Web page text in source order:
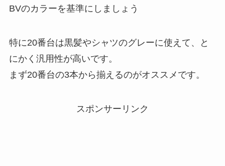
BVのカラーを基準にしましょう
特に20番台は黒髪やシャツのグレーに使えて、と
にかく汎用性が高いです。
まず20番台の3本から揃えるのがオススメです。
スポンサーリンク